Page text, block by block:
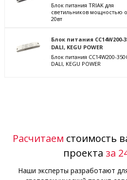
Блок питания TRIAK для
светильников мощностью
20вт
Блок питания CC14W200-
DALI, KEGU POWER
Блок питания CC14W200-
DALI, KEGU POWER
Расчитаем стоимость
проекта за
Наши эксперты разработают